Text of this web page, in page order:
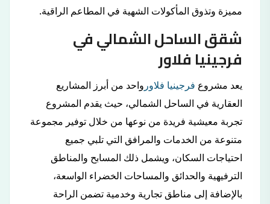
مميزة وتذوق المأكولات الشهية في المطاعم الراقية.
شقق الساحل الشمالي في
فرجينيا فلاور
يعد مشروع فرجينيا فلاور واحد من أبرز المشاريع
العقارية في الساحل الشمالي، حيث يقدم المشروع
تجربة معيشية فريدة من نوعها من خلال توفير مجموعة
متنوعة من الخدمات والمرافق التي تلبي جميع
احتياجات السكان، ويشمل ذلك المسابح والمناطق
الترفيهية والحدائق والمساحات الخضراء الواسعة،
بالإضافة إلى مناطق تجارية وخدمية تضمن الراحة